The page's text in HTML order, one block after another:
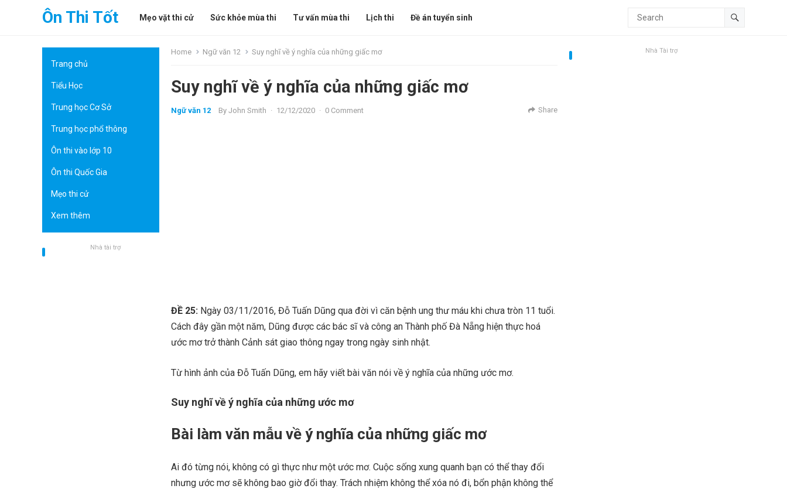
Ôn Thi Tốt Mẹo vặt thi cử Sức khỏe mùa thi Tư vấn mùa thi Lịch thi Đề án tuyển sinh
Trang chủ
Tiểu Học
Trung học Cơ Sở
Trung học phổ thông
Ôn thi vào lớp 10
Ôn thi Quốc Gia
Mẹo thi cử
Xem thêm
Nhà tài trợ
Home Ngữ văn 12 Suy nghĩ về ý nghĩa của những giấc mơ
Suy nghĩ về ý nghĩa của những giấc mơ
Ngữ văn 12 By John Smith · 12/12/2020 · 0 Comment Share
ĐỀ 25: Ngày 03/11/2016, Đỗ Tuấn Dũng qua đời vì căn bệnh ung thư máu khi chưa tròn 11 tuổi.
Cách đây gần một năm, Dũng được các bác sĩ và công an Thành phố Đà Nẵng hiện thực hoá
ước mơ trở thành Cảnh sát giao thông ngay trong ngày sinh nhật.
Từ hình ảnh của Đỗ Tuấn Dũng, em hãy viết bài văn nói về ý nghĩa của những ước mơ.
Suy nghĩ về ý nghĩa của những ước mơ
Bài làm văn mẫu về ý nghĩa của những giấc mơ
Ai đó từng nói, không có gì thực như một ước mơ. Cuộc sống xung quanh bạn có thể thay đổi
nhưng ước mơ sẽ không bao giờ đổi thay. Trách nhiệm không thể xóa nó đi, bổn phận không thể
Nhà Tài trợ